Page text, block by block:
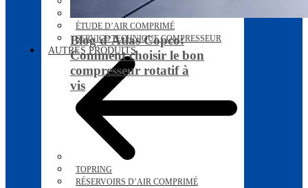
Blog d’Atlas Copco:
Comment choisir le bon
compresseur rotatif à
vis
DÉTECTION DES FUITE D’AIR
ÉTUDE D’AIR COMPRIMÉ
SERVICE TECHNIQUE COMPRESSEUR
AUTRES PRODUITS
TOPRING
RÉSERVOIRS D’AIR COMPRIMÉ